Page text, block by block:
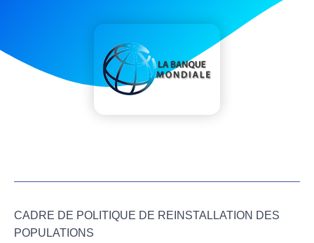
CADRE DE POLITIQUE DE REINSTALLATION DES
POPULATIONS